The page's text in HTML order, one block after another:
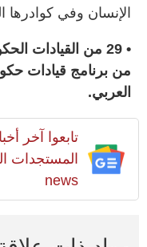
الإنسان وفي كوادرها
• 29 من القيادات
من برنامج قيادات
العربي.
تابعوا آخر
news